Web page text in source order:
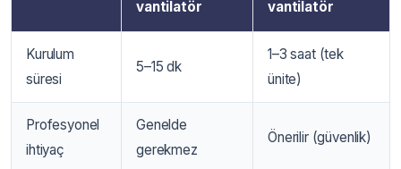
vantilatör
vantilatör
Kurulum
süresi
5–15 dk
1–3 saat (tek
ünite)
Profesyonel
ihtiyaç
Genelde
gerekmez
Önerilir (güvenlik)